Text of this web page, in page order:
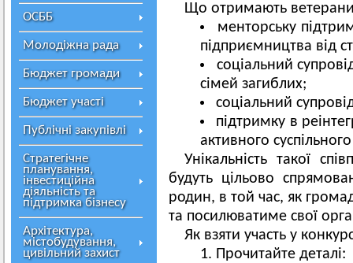
ОСББ
Молодіжна рада
Бюджет громади
Бюджет участі
Публічні закупівлі
Стратегічне
планування,
інвестиційна
діяльність та
підтримка бізнесу
Архітектура,
містобудування,
цивільний захист
Що отримають ветерани
менторську
підприємництва від
соціальний
сімей загиблих;
соціальний
підтримку в
активного
Унікальність такої
будуть цільово
родин, в той час, як
та посилюватиме свої
Як взяти участь у
Прочитайте деталі: